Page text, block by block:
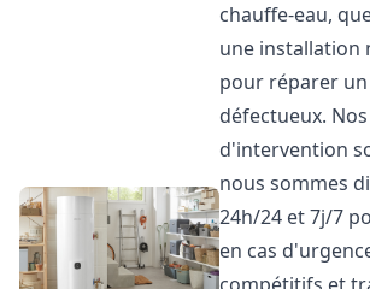
chauffe-eau,
une installation
pour réparer
défectueux.
d'intervention
nous sommes
24h/24 et 7j/7
en cas